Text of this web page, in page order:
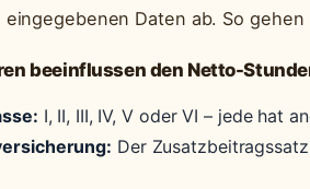
Daten ab. So
beeinflussen den Netto-
I, II, III, IV, V oder VI – jede hat
Der